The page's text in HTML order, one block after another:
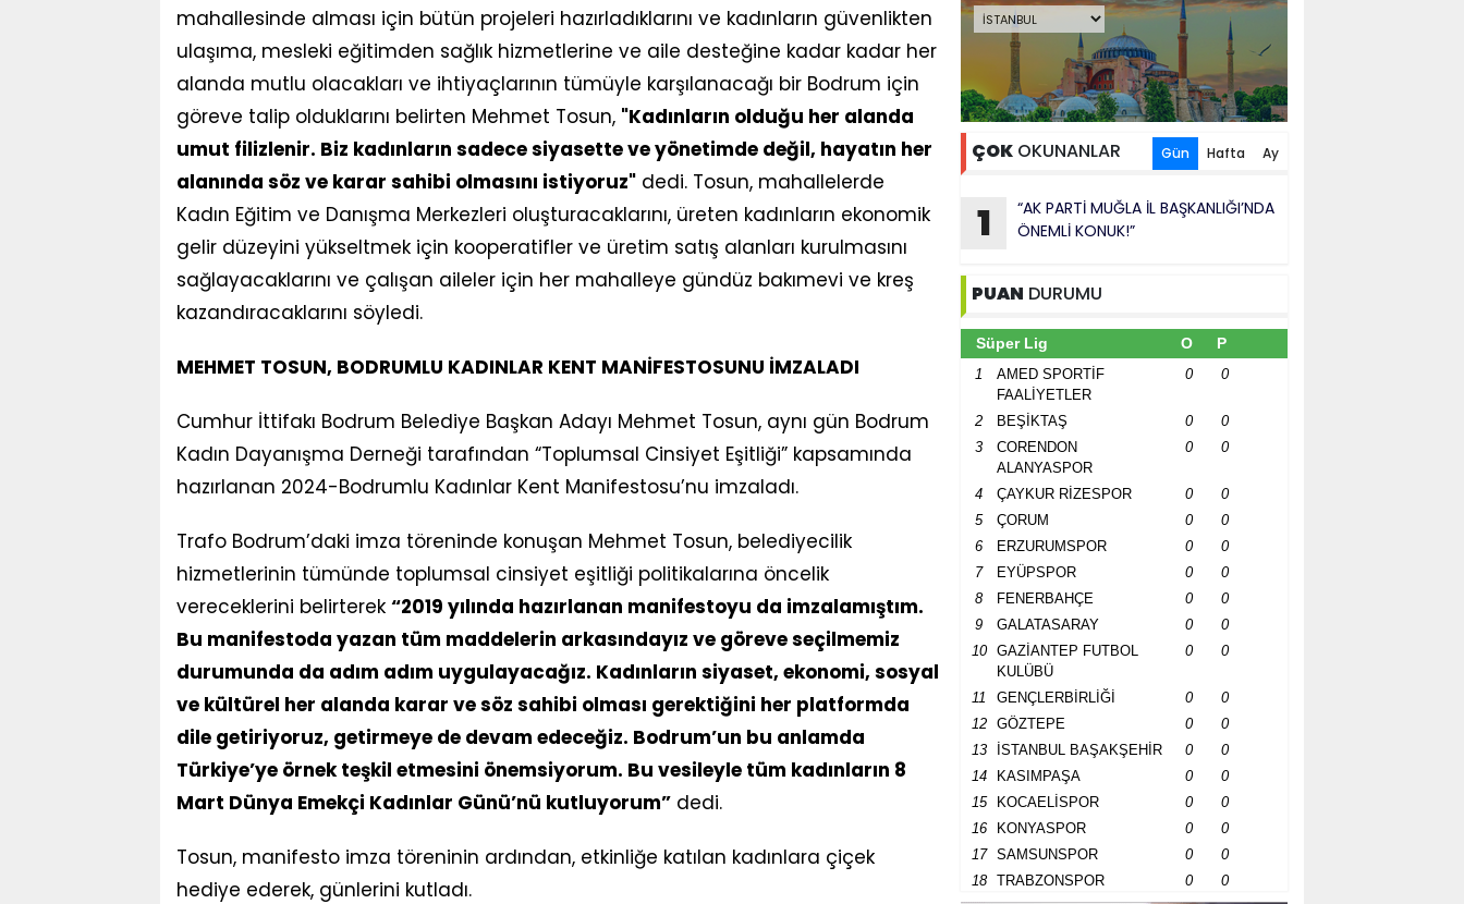
mahallesinde alması için bütün projeleri hazırladıklarını ve kadınların güvenlikten
ulaşıma, mesleki eğitimden sağlık hizmetlerine ve aile desteğine kadar kadar her
alanda mutlu olacakları ve ihtiyaçlarının tümüyle karşılanacağı bir Bodrum için
göreve talip olduklarını belirten Mehmet Tosun, "Kadınların olduğu her alanda
umut filizlenir. Biz kadınların sadece siyasette ve yönetimde değil, hayatın her
alanında söz ve karar sahibi olmasını istiyoruz" dedi. Tosun, mahallelerde
Kadın Eğitim ve Danışma Merkezleri oluşturacaklarını, üreten kadınların ekonomik
gelir düzeyini yükseltmek için kooperatifler ve üretim satış alanları kurulmasını
sağlayacaklarını ve çalışan aileler için her mahalleye gündüz bakımevi ve kreş
kazandıracaklarını söyledi.
MEHMET TOSUN, BODRUMLU KADINLAR KENT MANİFESTOSUNU İMZALADI
Cumhur İttifakı Bodrum Belediye Başkan Adayı Mehmet Tosun, aynı gün Bodrum
Kadın Dayanışma Derneği tarafından “Toplumsal Cinsiyet Eşitliği” kapsamında
hazırlanan 2024-Bodrumlu Kadınlar Kent Manifestosu’nu imzaladı.
Trafo Bodrum’daki imza töreninde konuşan Mehmet Tosun, belediyecilik
hizmetlerinin tümünde toplumsal cinsiyet eşitliği politikalarına öncelik
vereceklerini belirterek “2019 yılında hazırlanan manifestoyu da imzalamıştım.
Bu manifestoda yazan tüm maddelerin arkasındayız ve göreve seçilmemiz
durumunda da adım adım uygulayacağız. Kadınların siyaset, ekonomi, sosyal
ve kültürel her alanda karar ve söz sahibi olması gerektiğini her platformda
dile getiriyoruz, getirmeye de devam edeceğiz. Bodrum’un bu anlamda
Türkiye’ye örnek teşkil etmesini önemsiyorum. Bu vesileyle tüm kadınların 8
Mart Dünya Emekçi Kadınlar Günü’nü kutluyorum” dedi.
Tosun, manifesto imza töreninin ardından, etkinliğe katılan kadınlara çiçek
hediye ederek, günlerini kutladı.
ÇOK OKUNANLAR Gün Hafta Ay
1
“AK PARTİ MUĞLA İL BAŞKANLIĞI’NDA
ÖNEMLİ KONUK!”
PUAN DURUMU
Süper Lig O P
1
AMED SPORTİF
FAALİYETLER
0 0
2 BEŞİKTAŞ 0
0
3
CORENDON
ALANYASPOR
0 0
4 ÇAYKUR RİZESPOR 0
0
5
ÇORUM 0
0
6
ERZURUMSPOR 0
0
7
EYÜPSPOR 0
0
8
FENERBAHÇE 0
0
9
GALATASARAY 0
0
10
GAZİANTEP FUTBOL
KULÜBÜ
0 0
11 GENÇLERBİRLİĞİ 0
0
12
GÖZTEPE 0
0
13
İSTANBUL BAŞAKŞEHİR 0
0
14
KASIMPAŞA 0
0
15
KOCAELİSPOR 0
0
16
KONYASPOR 0
0
17
SAMSUNSPOR 0
0
18
TRABZONSPOR 0 0